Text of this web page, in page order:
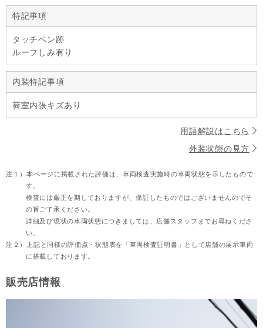
特記事項
タッチペン跡
ルーフしみ有り
内装特記事項
荷室内張キズあり
用語解説はこちら
外装状態の見方
注１）本ページに掲載された評価は、車両検査実施時の車両状態を示したもので
す。
検査には厳正を期しておりますが、保証したものではございませんのでそ
の旨ご了承ください。
詳細及び現状の車両状態につきましては、店舗スタッフまでお尋ねくださ
い。
注２）
上記と同様の評価点・状態表を「車両検査証明書」として店舗の展示車両
に搭載しております。
販売店情報